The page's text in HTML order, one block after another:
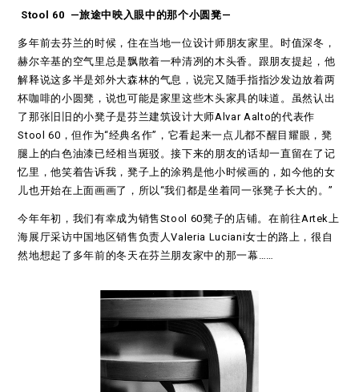
Stool 60 —旅途中映入眼中的那个小圆凳—
多年前去芬兰的时候，住在当地一位设计师朋友家里。时值深冬，
赫尔辛基的空气里总是飘散着一种清冽的木头香。跟朋友提起，他
解释说这多半是郊外大森林的气息，说完又随手指指沙发边放着两
杯咖啡的小圆凳，说也可能是家里这些木头家具的味道。虽然认出
了那张旧旧的小凳子是芬兰建筑设计大师Alvar Aalto的代表作
Stool 60，但作为“经典名作”，它看起来一点儿都不醒目耀眼，凳
腿上的白色油漆已经相当斑驳。接下来的朋友的话却一直留在了记
忆里，他笑着告诉我，凳子上的涂鸦是他小时候画的，如今他的女
儿也开始在上面画画了，所以“我们都是坐着同一张凳子长大的。”
今年年初，我们有幸成为销售Stool 60凳子的店铺。在前往Artek上
海展厅采访中国地区销售负责人Valeria Luciani女士的路上，很自
然地想起了多年前的冬天在芬兰朋友家中的那一幕……